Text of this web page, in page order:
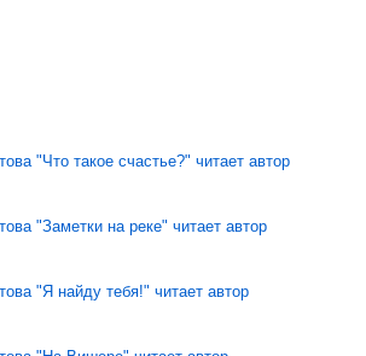
"Что такое счастье?" читает автор
"Заметки на реке" читает автор
"Я найду тебя!" читает автор